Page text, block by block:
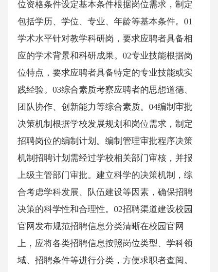
位资格条件设定基本条件根据岗位需求，制定
包括学历、学位、专业、年龄等基本条件。01
学术水平针对教学科研岗，要求应聘者具备相
应的学术背景和科研成果。02专业技能根据岗
位特点，要求应聘者具备特定的专业技能或实
践经验。03综合素质考察应聘者的思想道德、
团队协作、创新能力等综合素质。04编制审批
决策机制根据学校发展规划和岗位需求，制定
招聘岗位的编制计划。编制管理审批程序决策
机制招聘计划需经过学校相关部门审核，并报
上级主管部门审批。建立科学的决策机制，综
合考虑学科发展、队伍建设等因素，确保招聘
决策的科学性和合理性。02招聘渠道建设校园
官网发布规范招聘信息分类清晰在校园官网
上，应将各类招聘信息按照岗位类型、学科领
域、招聘条件等进行分类，方便求职者查阅。